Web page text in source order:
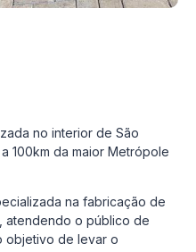
no interior de São
100km da maior Metrópole
na fabricação de
atendendo o público de
objetivo de levar o